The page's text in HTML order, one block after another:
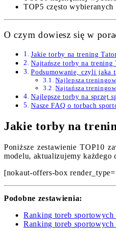
TOP5 często
O czym dowiesz się w
Jakie torby na trening
Najtańsze torby na trening
Podsumowanie, czyli jaka
Najlepsza
Najtańsza
Najlepsze torby na sprzęt
Nasze FAQ o torbach
Jakie torby na
Poniższe zestawienie TOP10
modelu, aktualizujemy każdego
[nokaut-offers-box
Podobne zestawienia:
Ranking toreb
Ranking toreb sportowych